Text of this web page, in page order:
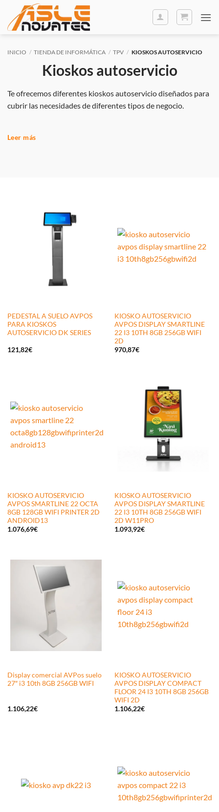
contenido
INICIO / TIENDA DE INFORMÁTICA / TPV / KIOSKOS AUTOSERVICIO
Kioskos autoservicio
Te ofrecemos diferentes kioskos autoservicio diseñados para
cubrir las necesidades de diferentes tipos de negocio.
lectores de códigos QR, TPV integrado y sistemas de pago
Leer más
PEDESTAL A SUELO AVPOS
PARA KIOSKOS
AUTOSERVICIO DK SERIES
121,82€
KIOSKO AUTOSERVICIO
AVPOS DISPLAY SMARTLINE
22 I3 10TH 8GB 256GB WIFI
2D
970,87€
KIOSKO AUTOSERVICIO
AVPOS SMARTLINE 22 OCTA
8GB 128GB WIFI PRINTER 2D
ANDROID13
1.076,69€
KIOSKO AUTOSERVICIO
AVPOS DISPLAY SMARTLINE
22 I3 10TH 8GB 256GB WIFI
2D W11PRO
1.093,92€
Display comercial AVPos suelo
27″ i3 10th 8GB 256GB WIFI
1.106,22€
KIOSKO AUTOSERVICIO
AVPOS DISPLAY COMPACT
FLOOR 24 I3 10TH 8GB 256GB
WIFI 2D
1.106,22€